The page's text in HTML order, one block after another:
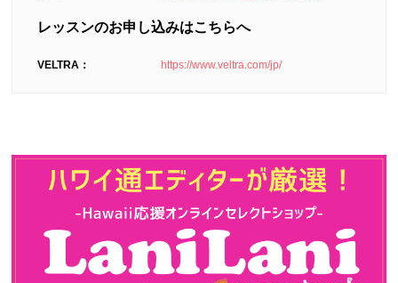
レッスンのお申し込みはこちらへ
VELTRA： https://www.veltra.com/jp/